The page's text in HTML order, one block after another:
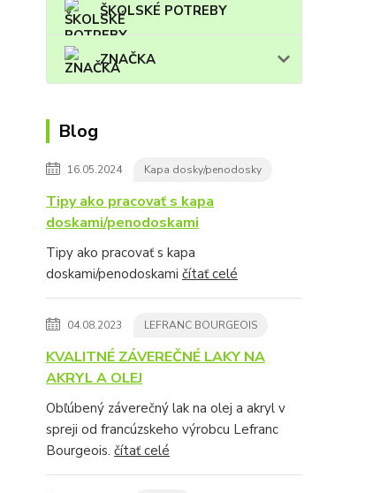
ŠKOLSKÉ POTREBY
ZNAČKA
Blog
16.05.2024 Kapa dosky/penodosky
Tipy ako pracovať s kapa
doskami/penodoskami
Tipy ako pracovať s kapa
doskami/penodoskami čítať celé
04.08.2023 LEFRANC BOURGEOIS
KVALITNÉ ZÁVEREČNÉ LAKY NA
AKRYL A OLEJ
Obľúbený záverečný lak na olej a akryl v
spreji od francúzskeho výrobcu Lefranc
Bourgeois. čítať celé